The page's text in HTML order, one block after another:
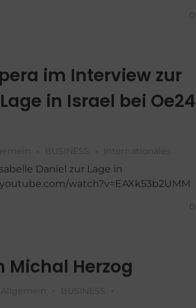
0
im Interview zur
in Israel bei Oe24
BUSINESS Internationales
Daniel zur Lage in
watch?v=EAXk53b2UMM
0
Michal Herzog
Allgemein
BUSINESS